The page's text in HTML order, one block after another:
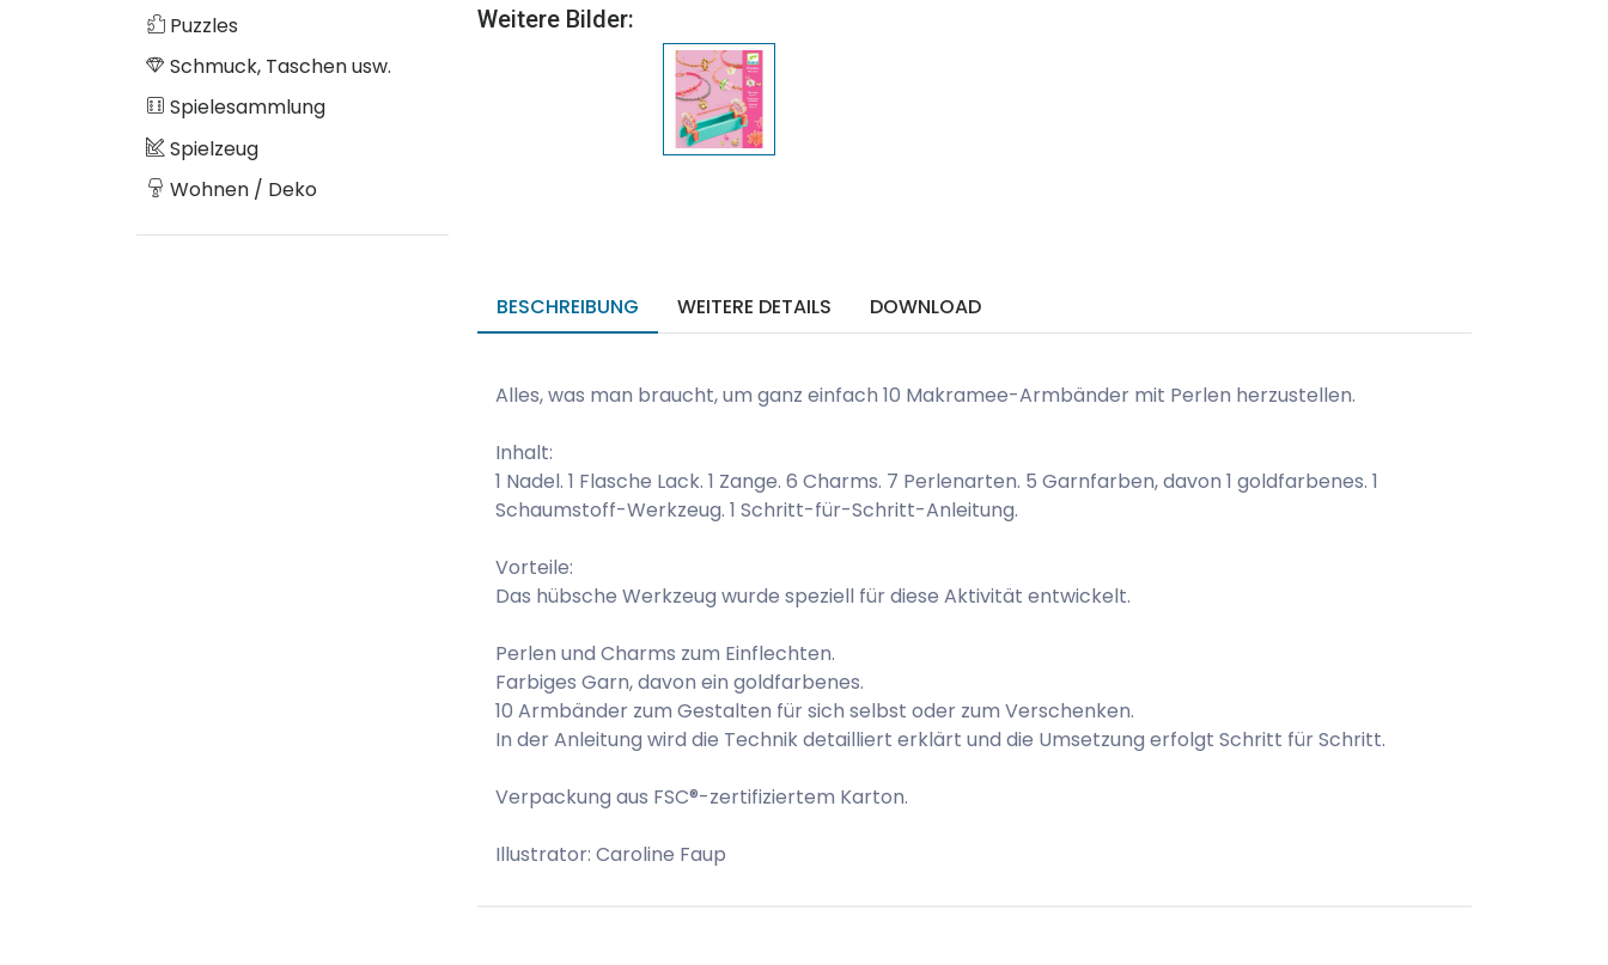
Puzzles
Schmuck, Taschen usw.
Spielesammlung
Spielzeug
Wohnen / Deko
Weitere Bilder:
BESCHREIBUNG WEITERE DETAILS DOWNLOAD
Alles, was man braucht, um ganz einfach 10 Makramee-Armbänder mit Perlen herzustellen.
Inhalt:
1 Nadel. 1 Flasche Lack. 1 Zange. 6 Charms. 7 Perlenarten. 5 Garnfarben, davon 1 goldfarbenes. 1
Schaumstoff-Werkzeug. 1 Schritt-für-Schritt-Anleitung.
Vorteile:
Das hübsche Werkzeug wurde speziell für diese Aktivität entwickelt.
Perlen und Charms zum Einflechten.
Farbiges Garn, davon ein goldfarbenes.
10 Armbänder zum Gestalten für sich selbst oder zum Verschenken.
In der Anleitung wird die Technik detailliert erklärt und die Umsetzung erfolgt Schritt für Schritt.
Verpackung aus FSC®-zertifiziertem Karton.
Illustrator: Caroline Faup